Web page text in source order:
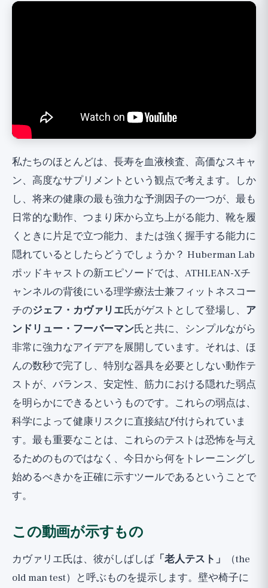
重要な注意点：これは標識であり、診断では
テストの背後にある能力をトレーニングす
る方法
広い視点
私たちのほとんどは、長寿を血液検査、高価なスキャ
ン、高度なサプリメントという観点で考えます。しか
し、将来の健康の最も強力な予測因子の一つが、最も
日常的な動作、つまり床から立ち上がる能力、靴を履
くときに片足で立つ能力、または強く握手する能力に
隠れているとしたらどうでしょうか？ Huberman Lab
ポッドキャストの新エピソードでは、ATHLEAN-Xチ
ャンネルの背後にいる理学療法士兼フィットネスコー
チのジェフ・カヴァリエ氏がゲストとして登場し、 ア
ンドリュー・フーバーマン氏と共に、シンプルながら
非常に強力なアイデアを展開しています。それは、ほ
んの数秒で完了し、特別な器具を必要としない動作テ
ストが、バランス、安定性、筋力における隠れた弱点
を明らかにできるというものです。これらの弱点は、
科学によって健康リスクに直接結び付けられていま
す。最も重要なことは、これらのテストは恐怖を与え
るためのものではなく、今日から何をトレーニングし
始めるべきかを正確に示すツールであるということで
す。
この動画が示すもの
カヴァリエ氏は、彼がしばしば「老人テスト」
（the
old man test）と呼ぶものを提示します。壁や椅子に